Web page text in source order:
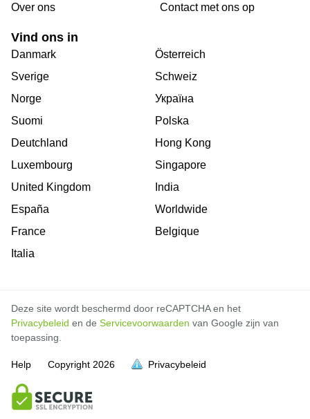
vol is
vol is
vol is
vol is
vol is
vol is
vol is
vol is
vol is
vol is
Over ons
Сontact met ons op
Vind ons in
Danmark
Sverige
Norge
Suomi
Deutchland
Luxembourg
United Kingdom
España
France
Italia
Österreich
Schweiz
Україна
Polska
Hong Kong
Singapore
India
Worldwide
Belgique
Deze site wordt beschermd door reCAPTCHA en het
Privacybeleid en de Servicevoorwaarden van Google zijn van
toepassing.
Help Copyright 2026 Privacybeleid